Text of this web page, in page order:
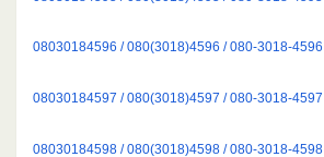
08030184596 / 080(3018)4596 / 080-3018-4596
08030184597 / 080(3018)4597 / 080-3018-4597
08030184598 / 080(3018)4598 / 080-3018-4598